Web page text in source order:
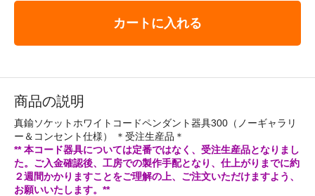
カートに入れる
商品の説明
真鍮ソケットホワイトコードペンダント器具300（ノーギャラリ
ー＆コンセント仕様） ＊受注生産品＊
** 本コード器具については定番ではなく、受注生産品となりまし
た。ご入金確認後、工房での製作手配となり、仕上がりまでに約
２週間かかりますことをご理解の上、ご注文いただけますよう、
お願いいたします。**